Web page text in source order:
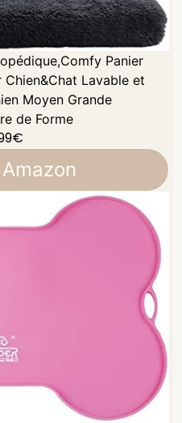
Panier
Lavable et
Moyen Grande
de Forme
€